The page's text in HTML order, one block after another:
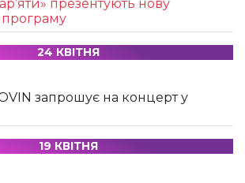
презентують нову
24 КВІТНЯ
запрошує на концерт у
19 КВІТНЯ